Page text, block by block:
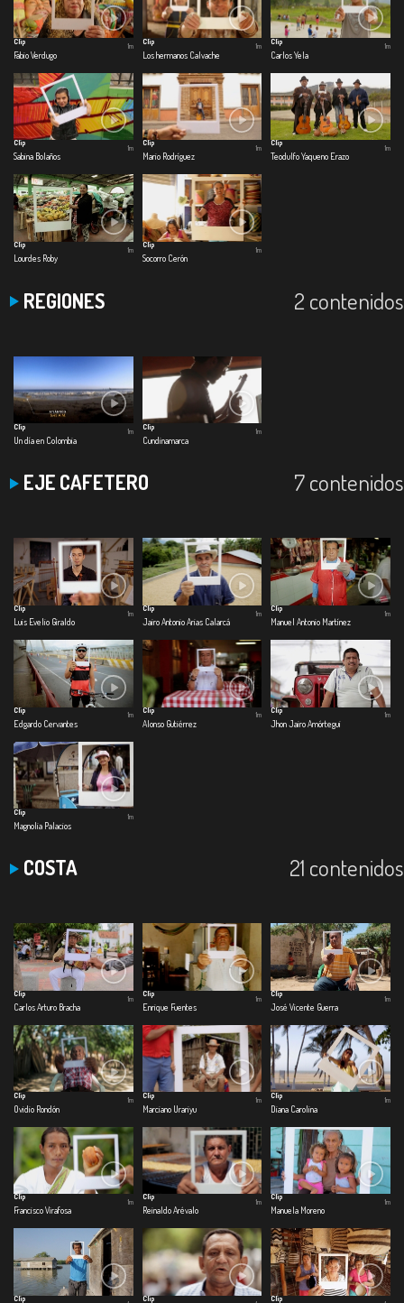
Clip
Fabio Verdugo
1m
Clip
Los hermanos Calvache
1m
Clip
Carlos Yela
1m
Clip
Sabina Bolaños
1m
Clip
Mario Rodríguez
1m
Clip
Teodulfo Yaqueno Erazo
1m
Clip
Lourdes Roby
1m
Clip
Socorro Cerón
1m
REGIONES 2 contenidos
Clip
Un día en Colombia
1m
Clip
Cundinamarca
1m
EJE CAFETERO 7 contenidos
Clip
Luis Evelio Giraldo
1m
Clip
Jairo Antonio Arias Calarcá
1m
Clip
Manuel Antonio Martínez
1m
Clip
Edgardo Cervantes
1m
Clip
Alonso Gutiérrez
1m
Clip
Jhon Jairo Amórtegui
1m
Clip
Magnolia Palacios
1m
COSTA 21 contenidos
Clip
Carlos Arturo Bracha
1m
Clip
Enrique Fuentes
1m
Clip
José Vicente Guerra
1m
Clip
Ovidio Rondón
1m
Clip
Marciano Urariyu
1m
Clip
Diana Carolina
1m
Clip
Francisco Virafosa
1m
Clip
Reinaldo Arévalo
1m
Clip
Manuela Moreno
1m
Clip Clip Clip